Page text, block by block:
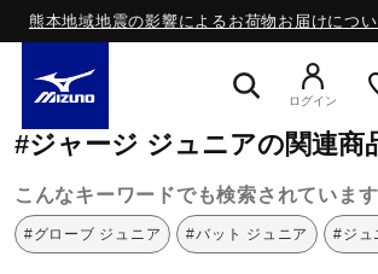
熊本地域地震の影響によるお荷物お届けにつ
ライフスタイルウエア
ログイン
ミズノ公式オンライン
#ジャージ ジュニアの関連商
こんなキーワードでも検索されています
#グローブ ジュニア #バット ジュニア #ジュ